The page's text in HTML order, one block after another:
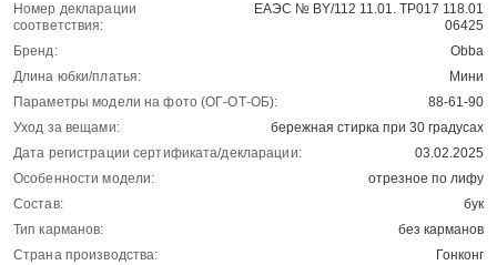
Номер декларации
соответствия:
ЕАЭС № BY/112 11.01. ТР017 118.01
06425
Бренд:
Obba
Длина юбки/платья:
Мини
Параметры модели на фото (ОГ-ОТ-ОБ):
88-61-90
Уход за вещами:
бережная стирка при 30 градусах
Дата регистрации сертификата/декларации:
03.02.2025
Особенности модели:
отрезное по лифу
Состав:
бук
Тип карманов:
без карманов
Страна производства:
Гонконг